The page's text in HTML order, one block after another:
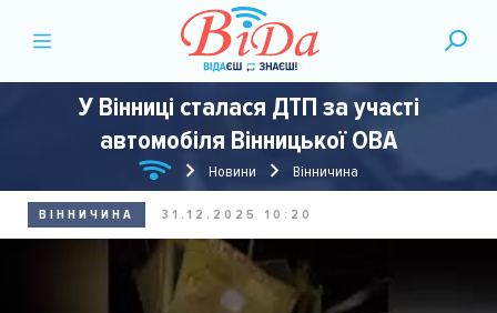
У Вінниці сталася ДТП за участі
автомобіля Вінницької ОВА
Новини Вінничина
ВІННИЧИНА 31.12.2025 10:20